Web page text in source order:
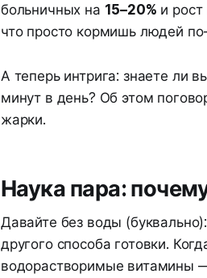
больничных на 15–20% и рост
что просто кормишь людей
А теперь интрига: знаете ли
минут в день? Об этом
жарки.
Наука пара:
Давайте без воды
другого способа готовки.
водорастворимые витамины